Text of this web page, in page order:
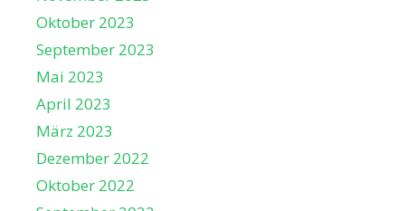
Oktober 2023
September 2023
Mai 2023
April 2023
März 2023
Dezember 2022
Oktober 2022